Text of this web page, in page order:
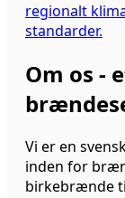
regionalt
standarder.
Om os -
Vi er en
inden for
birkebrænde